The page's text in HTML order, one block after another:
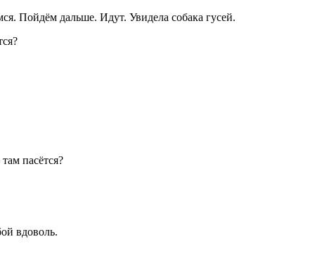
Пойдём дальше. Идут. Увидела собака гусей.
пасётся?
вдоволь.